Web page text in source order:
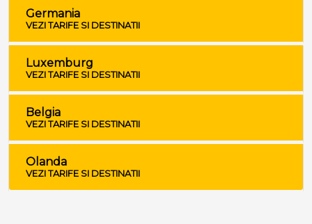
Germania
VEZI TARIFE SI DESTINATII
Luxemburg
VEZI TARIFE SI DESTINATII
Belgia
VEZI TARIFE SI DESTINATII
Olanda
VEZI TARIFE SI DESTINATII